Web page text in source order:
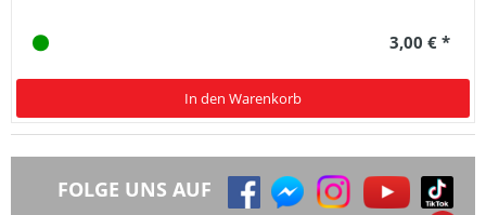
3,00 € *
In den Warenkorb
FOLGE UNS AUF